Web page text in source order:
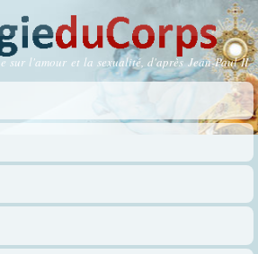
contenu
principal
sur l'amour et la sexualité, d'après Jean-Paul II